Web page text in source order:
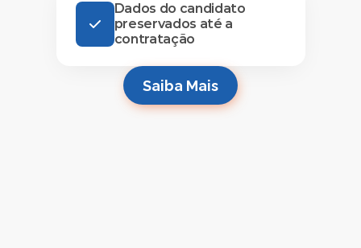
Dados do candidato
preservados até a
contratação
Saiba Mais